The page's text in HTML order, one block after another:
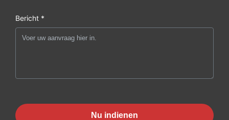
Bericht *
Nu indienen